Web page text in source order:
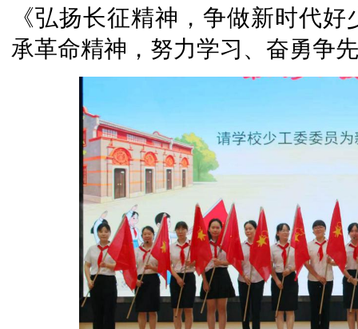
《弘扬长征精神，争做新时代
承革命精神，努力学习、奋勇争